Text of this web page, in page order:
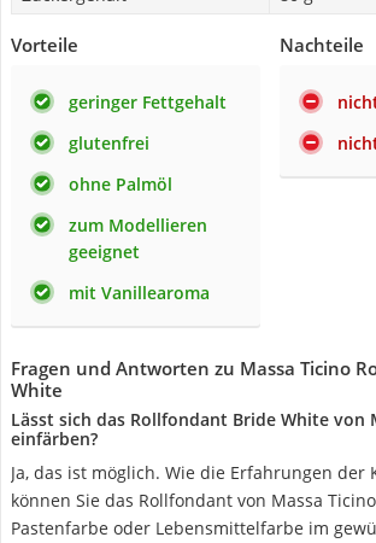
Vorteile
geringer Fettgehalt
glutenfrei
ohne Palmöl
zum Modellieren
geeignet
mit Vanillearoma
Nachteile
Fragen und Antworten zu Massa Ticino
White
Lässt sich das Rollfondant Bride White von
einfärben?
Ja, das ist möglich. Wie die Erfahrungen der
können Sie das Rollfondant von Massa
Pastenfarbe oder Lebensmittelfarbe im